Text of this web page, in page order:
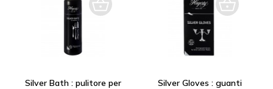
Silver Bath : pulitore per
Silver Gloves : guanti